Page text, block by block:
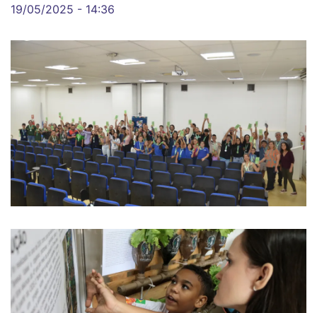
19/05/2025 - 14:36